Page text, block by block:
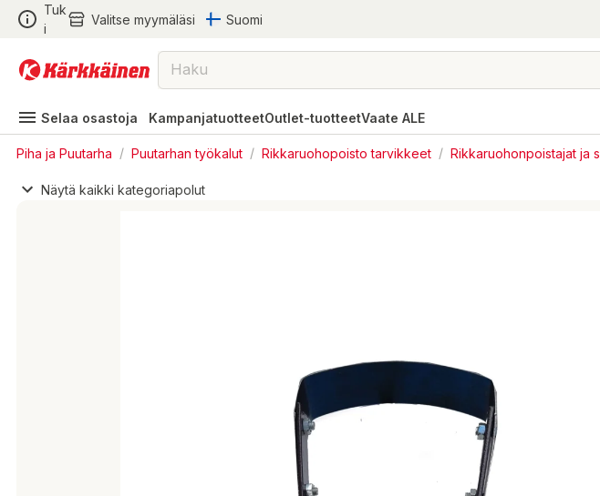
Tuk
i
Valitse myymäläsi Suomi
Selaa osastoja KampanjatuotteetOutlet-tuotteetVaate ALE
Piha ja Puutarha / Puutarhan työkalut / Rikkaruohopoisto tarvikkeet / Rikkaruohonpoistajat ja
Näytä kaikki kategoriapolut